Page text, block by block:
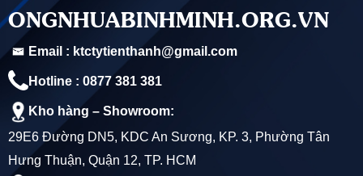
ONGNHUABINHMINH.ORG.VN
Email : ktctytienthanh@gmail.com
Hotline : 0877 381 381
Kho hàng – Showroom:
29E6 Đường DN5, KDC An Sương, KP. 3, Phường Tân
Hưng Thuận, Quận 12, TP. HCM